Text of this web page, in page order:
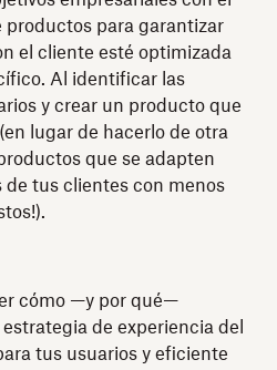
productos para garantizar
el cliente esté optimizada
Al identificar las
y crear un producto que
lugar de hacerlo de otra
que se adapten
de tus clientes con menos
cómo —y por qué—
de experiencia del
tus usuarios y eficiente